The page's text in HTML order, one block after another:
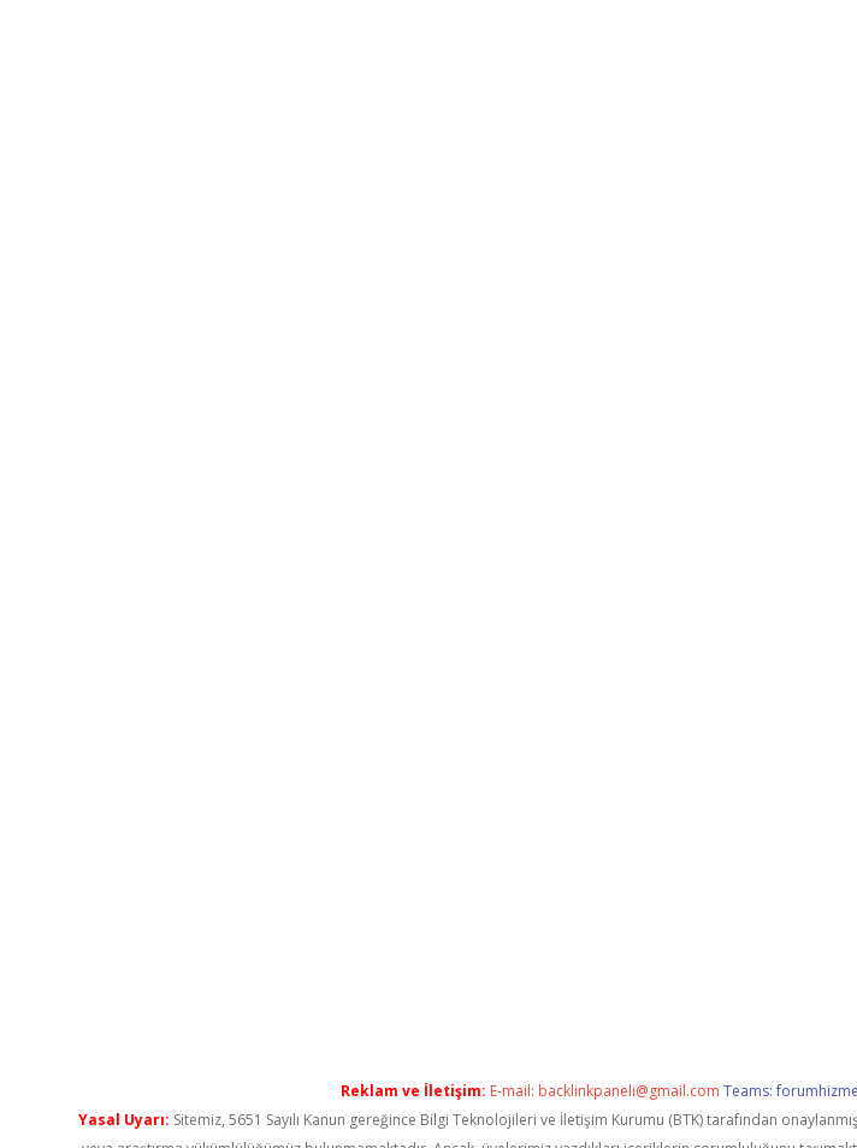
Reklam ve İletişim: E-mail: backlinkpaneli@gmail.com Teams:
Yasal Uyarı: Sitemiz, 5651 Sayılı Kanun gereğince Bilgi Teknolojileri ve İletişim Kurumu (BTK) tarafından